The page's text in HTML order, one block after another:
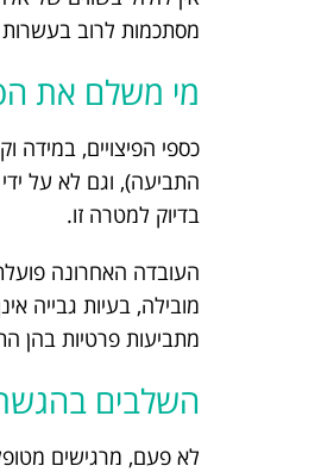
מסתכמות לרוב בעשרות
מי משלם את
כספי הפיצויים, במידה
התביעה), וגם לא על
בדיוק למטרה זו.
העובדה האחרונה
מובילה, בעיות גבייה
מתביעות פרטיות בהן
השלבים
לא פעם, מרגישים